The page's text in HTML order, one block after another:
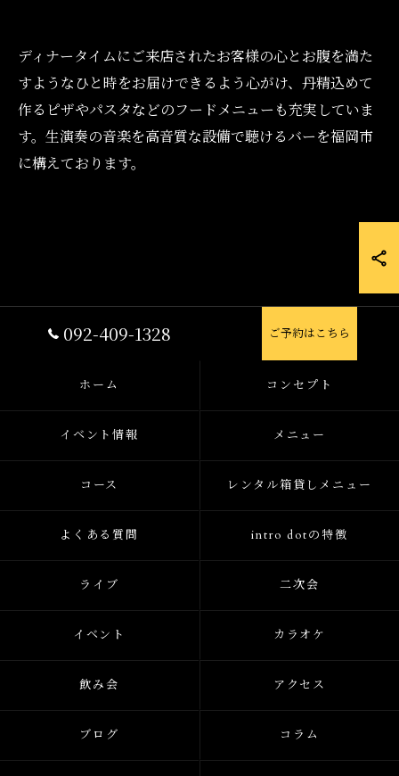
ディナータイムにご来店されたお客様の心とお腹を満た
すようなひと時をお届けできるよう心がけ、丹精込めて
作るピザやパスタなどのフードメニューも充実していま
す。生演奏の音楽を高音質な設備で聴けるバーを福岡市
に構えております。
092-409-1328 ご予約はこちら
ホーム コンセプト
イベント情報 メニュー
コース レンタル箱貸しメニュー
よくある質問 intro dotの特徴
ライブ 二次会
イベント カラオケ
飲み会 アクセス
ブログ コラム